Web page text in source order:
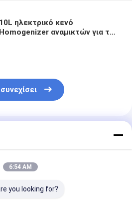
10L ηλεκτρικό κενό
Homogenizer αναμικτών για την
6:54 AM
you looking for?